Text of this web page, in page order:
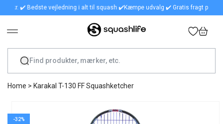
GÅ TIL INDHOLD
kr. ✔️ Bedste vejledning i alt til squash ✔️Kæmpe udvalg ✔️ Gratis fragt på alle
Indkøbskurv
Home > Karakal T-130 FF Squashketcher
GÅ TIL PRODUKTOPLYSNINGER
-32%